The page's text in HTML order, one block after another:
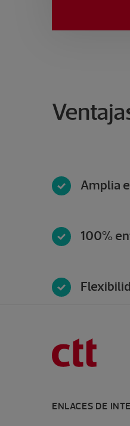
Amplia
100%
ENLACES DE